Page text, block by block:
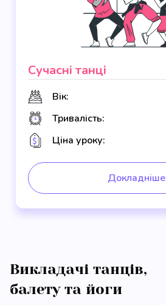
Сучасні танці
Вік:
Тривалість:
Ціна уроку:
Докладніше
Викладачі танців,
балету та йоги